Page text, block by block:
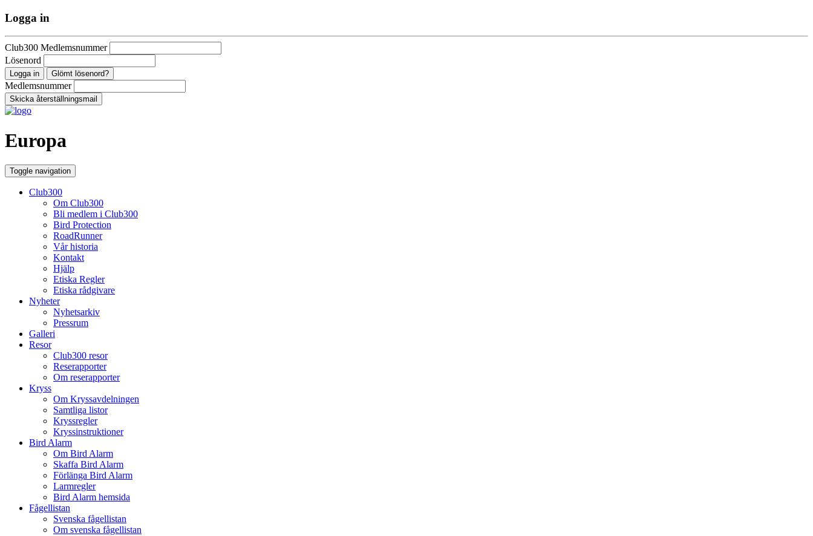
Logga in
Club300 Medlemsnummer
Lösenord
Glömt lösenord?
Medlemsnummer
Europa
Toggle navigation
Club300
Om Club300
Bli medlem i Club300
Bird Protection
RoadRunner
Vår historia
Kontakt
Hjälp
Etiska Regler
Etiska rådgivare
Nyheter
Nyhetsarkiv
Pressrum
Galleri
Resor
Club300 resor
Reserapporter
Om reserapporter
Kryss
Om Kryssavdelningen
Samtliga listor
Kryssregler
Kryssinstruktioner
Bird Alarm
Om Bird Alarm
Skaffa Bird Alarm
Förlänga Bird Alarm
Larmregler
Bird Alarm hemsida
Fågellistan
Svenska fågellistan
Om svenska fågellistan